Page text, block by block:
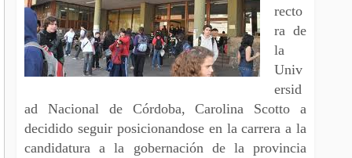
recto
ra de
la
Univ
ersid
ad Nacional de Córdoba, Carolina Scotto a
decidido seguir posicionandose en la carrera a la
candidatura a la gobernación de la provincia